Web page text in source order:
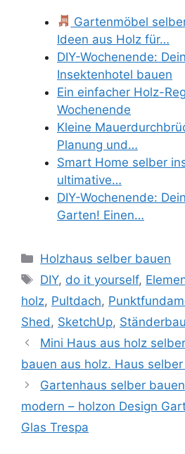
Gartenmöbel
Ideen aus Holz für…
DIY-Wochenende:
Insektenhotel bauen
Ein einfacher Holz-
Wochenende
Kleine
Planung und…
Smart Home selber
ultimative…
DIY-Wochenende:
Garten! Einen…
Kategorien
Holzhaus selber bauen
Schlagwörter
DIY, do it yourself,
holz, Pultdach,
Shed , SketchUp, Ständerbau
Mini Haus aus holz
bauen aus holz. Haus
Gartenhaus selber
modern – holzon Design
Glas Trespa